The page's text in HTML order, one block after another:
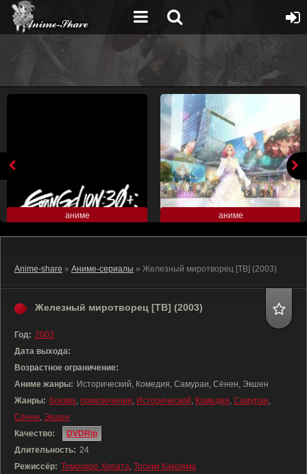
аниме аниме
Anime-share » Аниме-сериалы » Железный миротворец [ТВ] (2003)
Железный миротворец [ТВ] (2003)
Год: 2003
Дата выхода:
Возрастное ограничение:
Аниме жанры: Исторический, Комедия, Самураи, Сёнен, Экшен
Жанры: боевик, приключения, Исторический, Комедия, Самураи,
Сёнен, Экшен
Качество:
DVDRip
Длительность: 24
Режиссёр: Томохиро Хирата, Тосики Камэяма